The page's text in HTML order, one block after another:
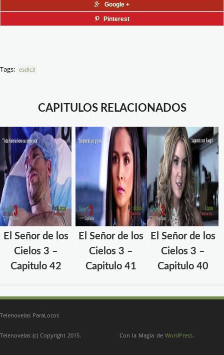
Google +
Pinterest
Tags: esdlc3
CAPITULOS RELACIONADOS
El Señor de los
Cielos 3 –
Capitulo 42
El Señor de los
Cielos 3 –
Capitulo 41
El Señor de los
Cielos 3 –
Capitulo 40
Telenovelas ParaLocos
Telenovelas (c) Copyright 2015. Con la Magia de WordPress.